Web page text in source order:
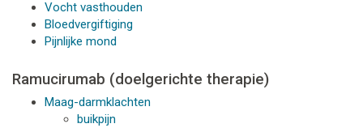
Vocht vasthouden
Bloedvergiftiging
Pijnlijke mond
Ramucirumab (doelgerichte therapie)
Maag-darmklachten
buikpijn